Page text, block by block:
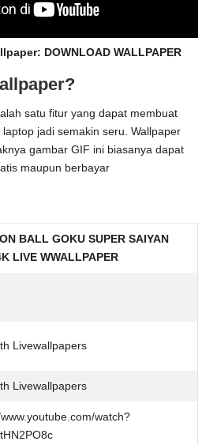
DOWNLOAD WALLPAPER
satu fitur yang dapat membuat
jadi semakin seru. Wallpaper
gambar GIF ini biasanya dapat
maupun berbayar
BALL GOKU SUPER SAIYAN
LIVE WWALLPAPER
Livewallpapers
Livewallpapers
watch?